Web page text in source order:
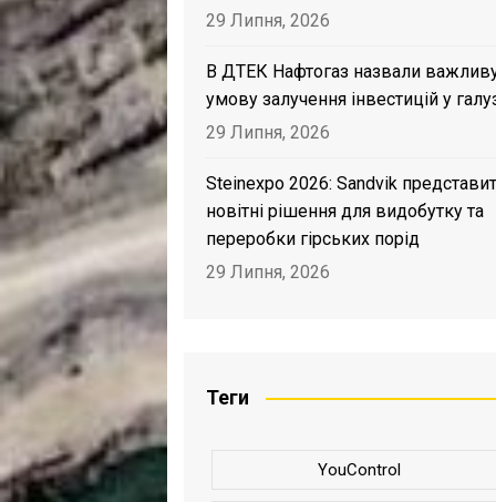
29 Липня, 2026
В ДТЕК Нафтогаз назвали
умову залучення інвестицій у
29 Липня, 2026
Steinexpo 2026: Sandvik
новітні рішення для видобутку та
переробки гірських порід
29 Липня, 2026
Теги
YouControl